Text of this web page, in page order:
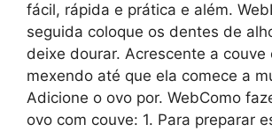
fácil, rápida e prática e além.
seguida coloque os dentes de
deixe dourar. Acrescente a couve
mexendo até que ela comece a
Adicione o ovo por. WebComo
ovo com couve: 1. Para preparar